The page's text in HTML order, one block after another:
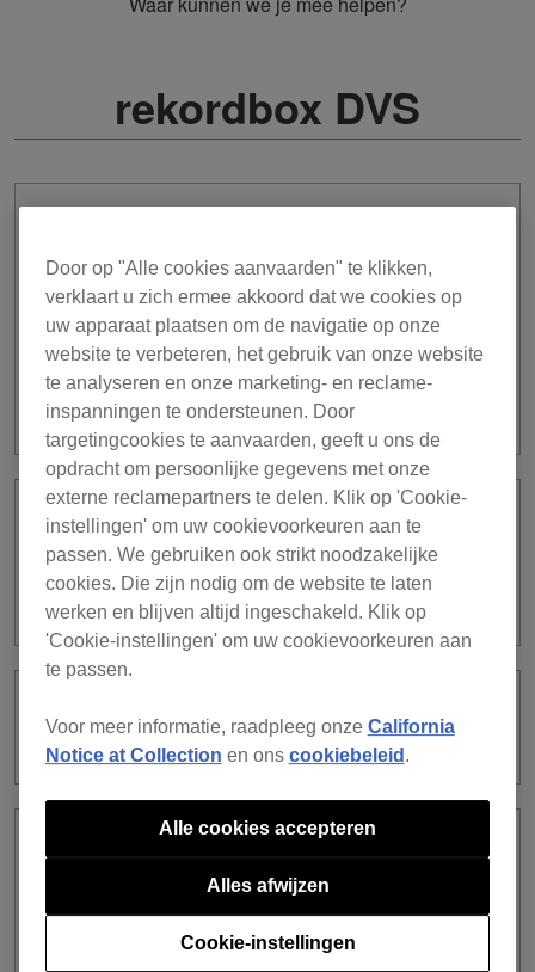
rekordbox DVS
Tempo Slider op de draaitafel
(CDJ/XDJ) naar de middenpositie (±0%)
verschoven, maar de BPM van het
muziekstuk op het DECK in de
RELATIVE modus is niet de
oorspronkelijke BPM.
Beatpatroon wordt niet
gesynchroniseerd, zelfs niet als de
SYNC-knop ingeschakeld is in de (DVS)
RELATIVE-modus.
Kan ik Control Vinyl of CD van andere
fabrikanten gebruiken?
licentie voor rekordbox dvs wanneer ik
Door op "Alle cookies aanvaarden" te klikken,
verklaart u zich ermee akkoord dat we cookies op
uw apparaat plaatsen om de navigatie op onze
website te verbeteren, het gebruik van onze website
te analyseren en onze marketing- en reclame-
inspanningen te ondersteunen. Door
targetingcookies te aanvaarden, geeft u ons de
opdracht om persoonlijke gegevens met onze
externe reclamepartners te delen. Klik op 'Cookie-
instellingen' om uw cookievoorkeuren aan te
passen. We gebruiken ook strikt noodzakelijke
cookies. Die zijn nodig om de website te laten
werken en blijven altijd ingeschakeld. Klik op
'Cookie-instellingen' om uw cookievoorkeuren aan
te passen.
Voor meer informatie, raadpleeg onze California
Notice at Collection en ons cookiebeleid .
Cookie-instellingen
Alles afwijzen
Alle cookies accepteren